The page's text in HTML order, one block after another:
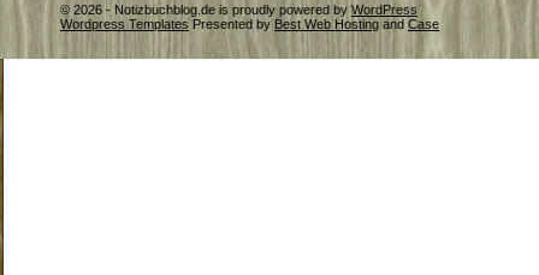
© 2026 - Notizbuchblog.de is proudly powered by WordPress
Wordpress Templates Presented by Best Web Hosting and Case